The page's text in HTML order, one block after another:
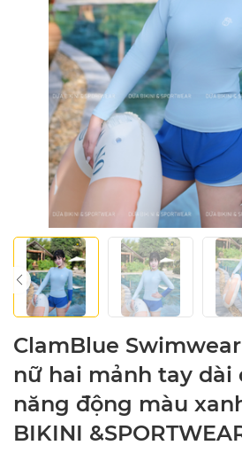
ClamBlue
nữ hai mảnh tay dài
năng động màu
BIKINI